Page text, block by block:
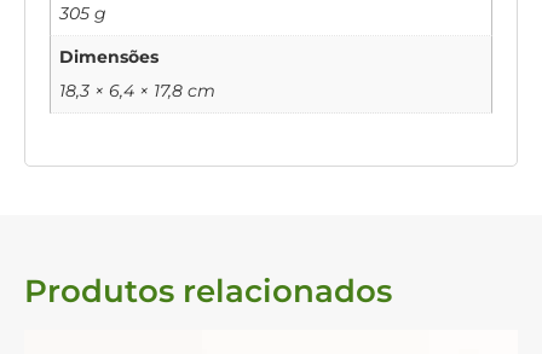
305 g
Dimensões
18,3 × 6,4 × 17,8 cm
Produtos relacionados